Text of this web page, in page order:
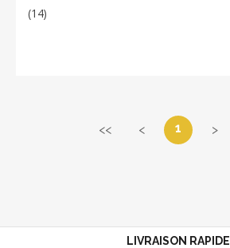
(14)
<< < 1 >
LIVRAISON RAPIDE